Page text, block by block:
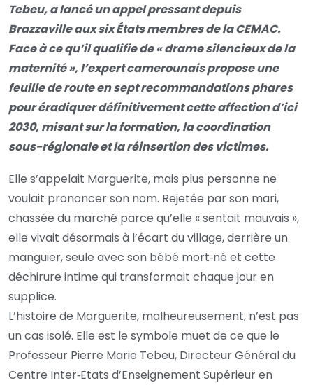
Tebeu, a lancé un appel pressant depuis
Brazzaville aux six États membres de la CEMAC.
Face à ce qu’il qualifie de « drame silencieux de la
maternité », l’expert camerounais propose une
feuille de route en sept recommandations phares
pour éradiquer définitivement cette affection d’ici
2030, misant sur la formation, la coordination
sous-régionale et la réinsertion des victimes.
Elle s’appelait Marguerite, mais plus personne ne
voulait prononcer son nom. Rejetée par son mari,
chassée du marché parce qu’elle « sentait mauvais »,
elle vivait désormais à l’écart du village, derrière un
manguier, seule avec son bébé mort‑né et cette
déchirure intime qui transformait chaque jour en
supplice.
L’histoire de Marguerite, malheureusement, n’est pas
un cas isolé. Elle est le symbole muet de ce que le
Professeur Pierre Marie Tebeu, Directeur Général du
Centre Inter‑Etats d’Enseignement Supérieur en